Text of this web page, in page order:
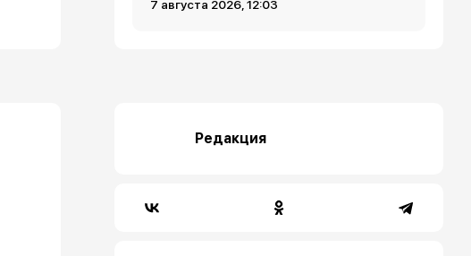
7 августа 2026, 12:03
Редакция